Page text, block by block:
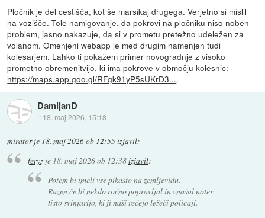
Pločnik je del cestišča, kot še marsikaj drugega. Verjetno si mislil
na vozišče. Tole namigovanje, da pokrovi na pločniku niso noben
problem, jasno nakazuje, da si v prometu pretežno udeležen za
volanom. Omenjeni webapp je med drugim namenjen tudi
kolesarjem. Lahko ti pokažem primer novogradnje z visoko
prometno obremenitvijo, ki ima pokrove v območju kolesnic:
https://maps.app.goo.gl/RFgk91yP5sUKrD3....
DamijanD
:: 18. maj 2026, 15:18
miratorje 18. maj 2026 ob 12:55izjavil:
feryzje 18. maj 2026 ob 12:38izjavil:
Potem bi imeli vse pikasto na zemljevidu.
Razen če bi nekdo ročno popravljal in vnašal noter
tisto svinjarijo, ki ji naši rečejo ležeči policaji.